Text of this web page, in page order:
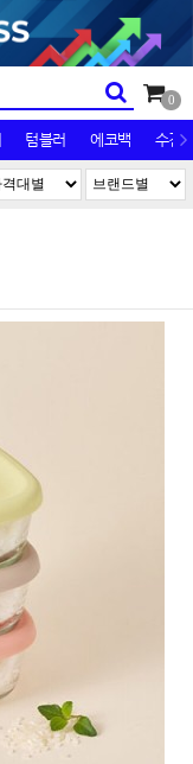
0
텀블러 에코백 수건/